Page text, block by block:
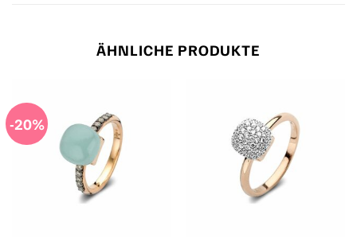
ÄHNLICHE PRODUKTE
-20%